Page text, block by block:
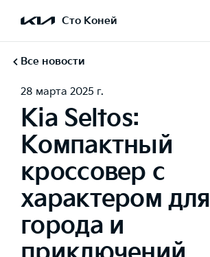
Сто Коней
Все новости
28 марта 2025 г.
Kia Seltos:
Компактный
кроссовер с
характером для
города и